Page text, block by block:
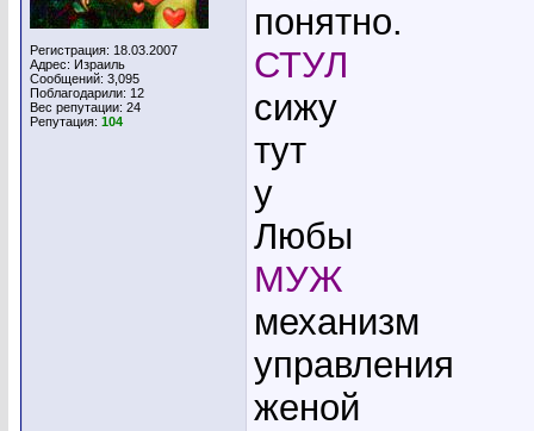
Регистрация: 18.03.2007
Адрес: Израиль
Сообщений: 3,095
Поблагодарили: 12
Вес репутации: 24
Репутация: 104
понятно.
СТУЛ
сижу
тут
у
Любы
МУЖ
механизм
управления
женой